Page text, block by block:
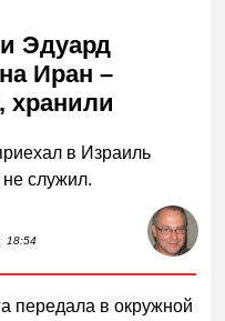
Эдуард
Иран –
хранили
в Израиль
не служил.
18:54
передала в окружной